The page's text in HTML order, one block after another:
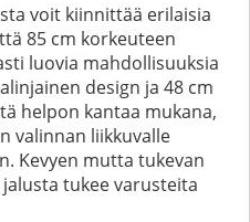
voit kiinnittää erilaisia
85 cm korkeuteen
luovia mahdollisuuksia
design ja 48 cm
helpon kantaa mukana,
valinnan liikkuvalle
Kevyen mutta tukevan
tukee varusteita